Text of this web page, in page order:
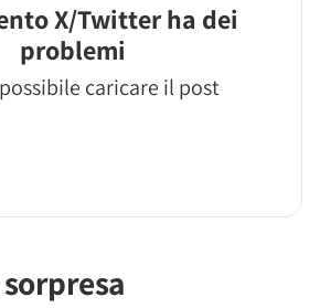
X/Twitter ha dei
problemi
caricare il post